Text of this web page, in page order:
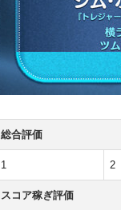
総合評価
1 2
スコア稼ぎ評価